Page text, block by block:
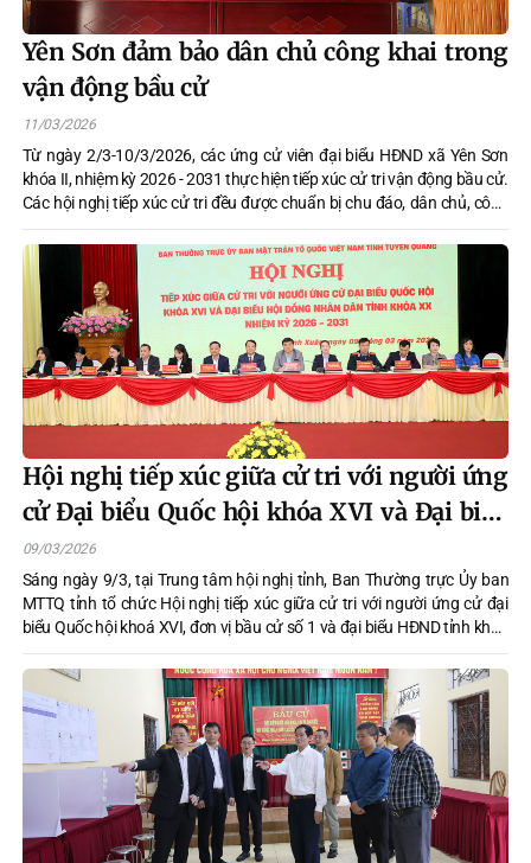
Yên Sơn đảm bảo dân chủ công khai trong
vận động bầu cử
11/03/2026
Từ ngày 2/3-10/3/2026, các ứng cử viên đại biểu HĐND xã Yên Sơn
khóa II, nhiệm kỳ 2026 - 2031 thực hiện tiếp xúc cử tri vận động bầu cử.
Các hội nghị tiếp xúc cử tri đều được chuẩn bị chu đáo, dân chủ, công
khai, bình đẳng, đúng pháp luật.
Hội nghị tiếp xúc giữa cử tri với người ứng
cử Đại biểu Quốc hội khóa XVI và Đại biểu
Hội đồng nhân dân tỉnh khóa XX, nhiệm
kỳ 2026-2031
09/03/2026
Sáng ngày 9/3, tại Trung tâm hội nghị tỉnh, Ban Thường trực Ủy ban
MTTQ tỉnh tổ chức Hội nghị tiếp xúc giữa cử tri với người ứng cử đại
biểu Quốc hội khoá XVI, đơn vị bầu cử số 1 và đại biểu HĐND tỉnh khoá
XX, nhiệm kỳ 2026 – 2031, đơn vị bầu cử số 3. Hội nghị được tổ chức
bằng hình thức trực tiếp kết hợp trực tuyến tới các xã, phường: Tân
Long, Nông Tiến, Mỹ Lâm, An Tường, Yên Sơn, Minh Xuân để vận động
bầu cử theo quy định.